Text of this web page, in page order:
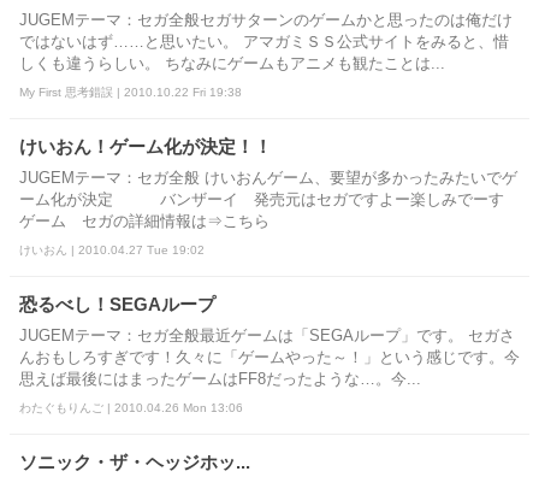
JUGEMテーマ：セガ全般セガサターンのゲームかと思ったのは俺だけ
ではないはず……と思いたい。 アマガミＳＳ公式サイトをみると、惜
しくも違うらしい。 ちなみにゲームもアニメも観たことは...
My First 思考錯誤 | 2010.10.22 Fri 19:38
けいおん！ゲーム化が決定！！
JUGEMテーマ：セガ全般 けいおんゲーム、要望が多かったみたいでゲ
ーム化が決定 バンザーイ 発売元はセガですよー楽しみでーす
ゲーム セガの詳細情報は⇒こちら
けいおん | 2010.04.27 Tue 19:02
恐るべし！SEGAループ
JUGEMテーマ：セガ全般最近ゲームは「SEGAループ」です。 セガさ
んおもしろすぎです！久々に「ゲームやった～！」という感じです。今
思えば最後にはまったゲームはFF8だったような…。今...
わたぐもりんご | 2010.04.26 Mon 13:06
ソニック・ザ・ヘッジホッ...